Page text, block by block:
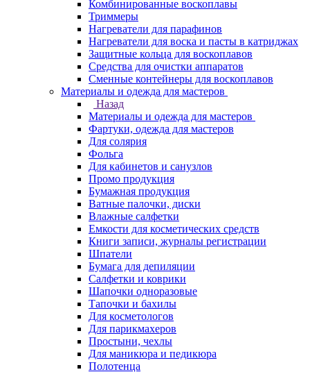
Комбинированные воскоплавы
Триммеры
Нагреватели для парафинов
Нагреватели для воска и пасты в катриджах
Защитные кольца для воскоплавов
Средства для очистки аппаратов
Сменные контейнеры для воскоплавов
Материалы и одежда для мастеров
Назад
Материалы и одежда для мастеров
Фартуки, одежда для мастеров
Для солярия
Фольга
Для кабинетов и санузлов
Промо продукция
Бумажная продукция
Ватные палочки, диски
Влажные салфетки
Емкости для косметических средств
Книги записи, журналы регистрации
Шпатели
Бумага для депиляции
Салфетки и коврики
Шапочки одноразовые
Тапочки и бахилы
Для косметологов
Для парикмахеров
Простыни, чехлы
Для маникюра и педикюра
Полотенца